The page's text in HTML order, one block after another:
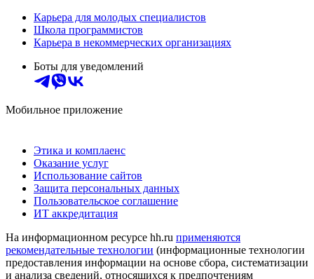
Карьера для молодых специалистов
Школа программистов
Карьера в некоммерческих организациях
Боты для уведомлений
Мобильное приложение
Этика и комплаенс
Оказание услуг
Использование сайтов
Защита персональных данных
Пользовательское соглашение
ИТ аккредитация
На информационном ресурсе hh.ru применяются
рекомендательные технологии (информационные технологии
предоставления информации на основе сбора, систематизации
и анализа сведений, относящихся к предпочтениям